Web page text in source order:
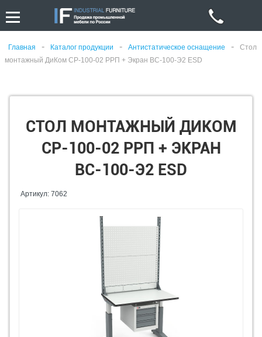
Главная - Каталог продукции - Антистатическое оснащение -
Стол
монтажный ДиКом СР-100-02 РРП + Экран ВС-100-Э2 ESD
СТОЛ МОНТАЖНЫЙ ДИКОМ
СР-100-02 РРП + ЭКРАН
ВС-100-Э2 ESD
Артикул: 7062